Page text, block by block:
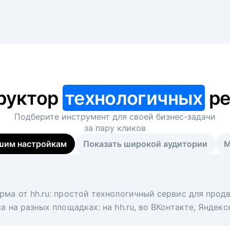
технологичных
Подберите инструмент для своей бизнес-задачи
за пару кликов
настройкам
Показать широкой аудитории
от hh.ru: простой технологичный сервис для
на разных площадках: на hh.ru, во ВКонтакте,
вакансий на главной странице hh.ru.
ключ. Решите, сколько кандидатов и когда вам
рекрутеры и проектные менеджеры hh.ru с